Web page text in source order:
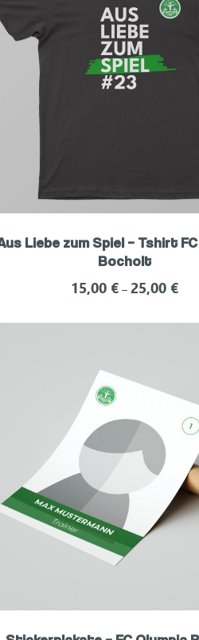
Liebe zum Spiel – Tshirt
Bocholt
15,00 €– 25,00 €